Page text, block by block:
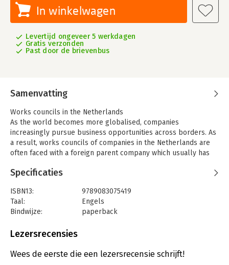
In winkelwagen
Levertijd ongeveer 5 werkdagen
Gratis verzonden
Past door de brievenbus
Samenvatting
Works councils in the Netherlands
As the world becomes more globalised, companies
increasingly pursue business opportunities across borders. As
a result, works councils of companies in the Netherlands are
often faced with a foreign parent company which usually has
Netherlands works. In addition, more foreign members are
regular working language. But how does an English-speaking
works council acquire its professional knowledge? Plenty of
books on employee participation are available in Dutch, but
The standard guide for works councils now fills this gap. It sets
Specificaties
ISBN13:
9789083075419
Taal:
Engels
Bindwijze:
paperback
Uitgever:
Verschijningsdatum:
1-3-2021
Lezersrecensies
Wees de eerste die een lezersrecensie schrijft!